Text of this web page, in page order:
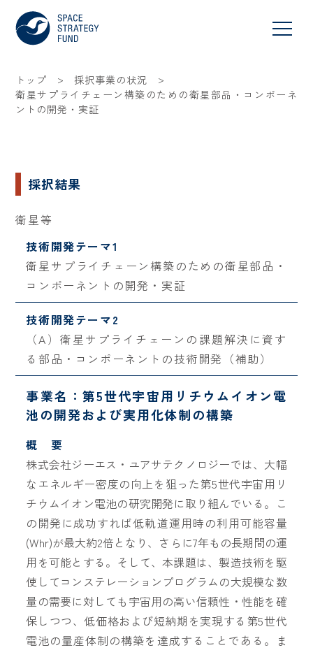
トップ > 採択事業の状況 >
衛星サプライチェーン構築のための衛星部品・コンポーネ
ントの開発・実証
採択結果
衛星等
技術開発テーマ1
衛星サプライチェーン構築のための衛星部品・
コンポーネントの開発・実証
技術開発テーマ2
（A）衛星サプライチェーンの課題解決に資す
る部品・コンポーネントの技術開発（補助）
事業名：第5世代宇宙用リチウムイオン電
池の開発および実用化体制の構築
概 要
株式会社ジーエス・ユアサテクノロジーでは、大幅
なエネルギー密度の向上を狙った第5世代宇宙用リ
チウムイオン電池の研究開発に取り組んでいる。こ
の開発に成功すれば低軌道運用時の利用可能容量
(Whr)が最大約2倍となり、さらに7年もの長期間の運
用を可能とする。そして、本課題は、製造技術を駆
使してコンステレーションプログラムの大規模な数
量の需要に対しても宇宙用の高い信頼性・性能を確
保しつつ、低価格および短納期を実現する第5世代
電池の量産体制の構築を達成することである。ま